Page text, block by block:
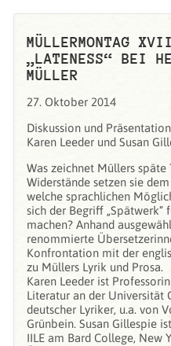
MÜLLERMONTAG
„LATENESS“ BEI
MÜLLER
27. Oktober 2014
Diskussion und Präsentation
Karen Leeder und Susan
Was zeichnet Müllers späte
Widerstände setzen sie
welche sprachlichen
sich der Begriff
machen? Anhand
renommierte
Konfrontation mit der
zu Müllers Lyrik und Prosa.
Karen Leeder ist
Literatur an der Universität
deutscher Lyriker, u.a. von
Grünbein. Susan Gillespie
IILE am Bard College, New